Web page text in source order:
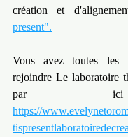
création et
present".
Vous avez toutes les
rejoindre Le laboratoire
https://